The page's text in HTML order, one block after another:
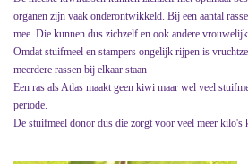
organen zijn vaak onderontwikkeld. Bij een aantal
mee. Die kunnen dus zichzelf en ook andere
Omdat stuifmeel en stampers ongelijk rijpen is
meerdere rassen bij elkaar staan
Een ras als Atlas maakt geen kiwi maar wel veel
periode.
De stuifmeel donor dus die zorgt voor veel meer kilo's